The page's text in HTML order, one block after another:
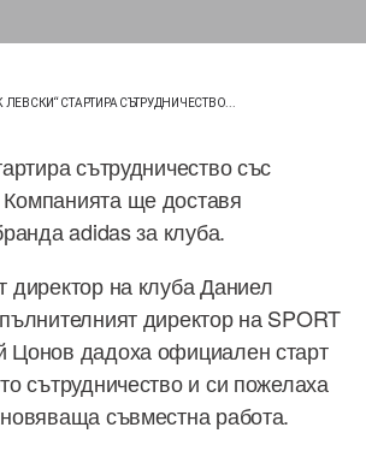
ЛЕВСКИ“ СТАРТИРА СЪТРУДНИЧЕСТВО...
сътрудничество със
ще доставя
adidas за клуба.
директор на клуба Даниел
директор на SPORT
Цонов дадоха официален старт
сътрудничество и си пожелаха
съвместна работа.